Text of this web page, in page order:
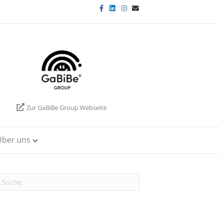
Facebook
LinkedinInstagram
Email
Zur GaBiBe Group Webseite
uns